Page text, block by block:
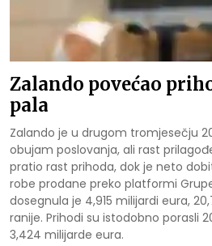
Zalando povećao
pala
Zalando je u drugom tromjesečju
obujam poslovanja, ali rast
pratio rast prihoda, dok je neto
robe prodane preko platformi
dosegnula je 4,915 milijardi eura,
ranije. Prihodi su istodobno porasli
3,424 milijarde eura.